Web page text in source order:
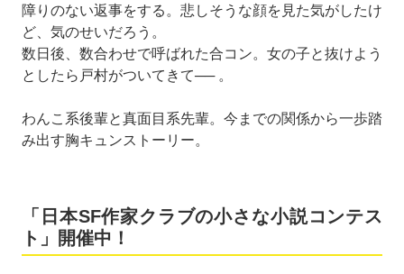
障りのない返事をする。悲しそうな顔を見た気がしたけ
ど、気のせいだろう。
数日後、数合わせで呼ばれた合コン。女の子と抜けよう
としたら戸村がついてきて── 。
わんこ系後輩と真面目系先輩。今までの関係から一歩踏
み出す胸キュンストーリー。
「日本SF作家クラブの小さな小説コンテス
ト」開催中！